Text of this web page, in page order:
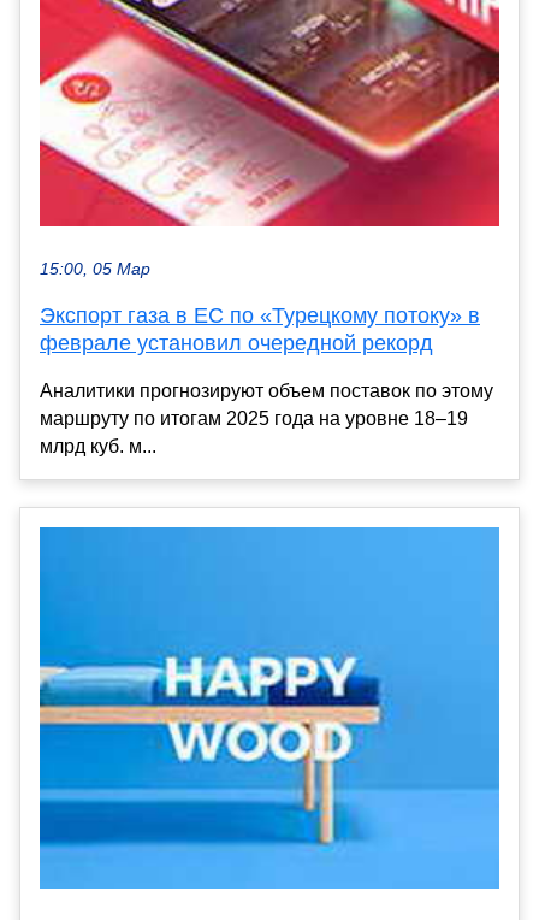
15:00, 05 Мар
Экспорт газа в ЕС по «Турецкому потоку» в
феврале установил очередной рекорд
Аналитики прогнозируют объем поставок по этому
маршруту по итогам 2025 года на уровне 18–19
млрд куб. м...